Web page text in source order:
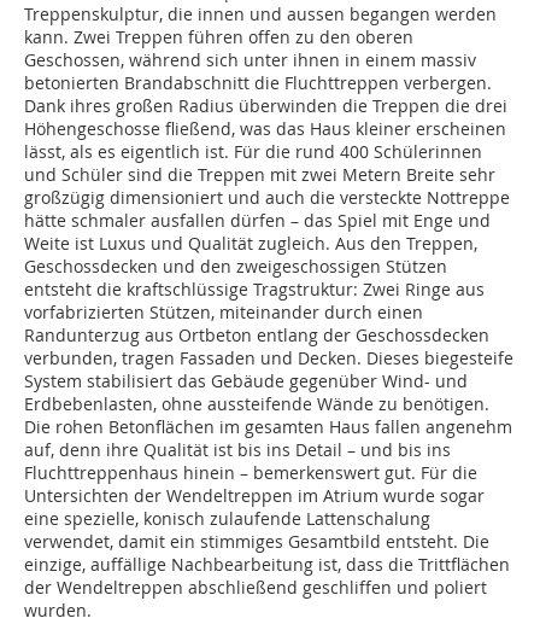
Treppenskulptur, die innen und aussen begangen werden
kann. Zwei Treppen führen offen zu den oberen
Geschossen, während sich unter ihnen in einem massiv
betonierten Brandabschnitt die Fluchttreppen verbergen.
Dank ihres großen Radius überwinden die Treppen die drei
Höhengeschosse fließend, was das Haus kleiner erscheinen
lässt, als es eigentlich ist. Für die rund 400 Schülerinnen
und Schüler sind die Treppen mit zwei Metern Breite sehr
großzügig dimensioniert und auch die versteckte Nottreppe
hätte schmaler ausfallen dürfen – das Spiel mit Enge und
Weite ist Luxus und Qualität zugleich. Aus den Treppen,
Geschossdecken und den zweigeschossigen Stützen
entsteht die kraftschlüssige Tragstruktur: Zwei Ringe aus
vorfabrizierten Stützen, miteinander durch einen
Randunterzug aus Ortbeton entlang der Geschossdecken
verbunden, tragen Fassaden und Decken. Dieses biegesteife
System stabilisiert das Gebäude gegenüber Wind- und
Erdbebenlasten, ohne aussteifende Wände zu benötigen.
Die rohen Betonflächen im gesamten Haus fallen angenehm
auf, denn ihre Qualität ist bis ins Detail – und bis ins
Fluchttreppenhaus hinein – bemerkenswert gut. Für die
Untersichten der Wendeltreppen im Atrium wurde sogar
eine spezielle, konisch zulaufende Lattenschalung
verwendet, damit ein stimmiges Gesamtbild entsteht. Die
einzige, auffällige Nachbearbeitung ist, dass die Trittflächen
der Wendeltreppen abschließend geschliffen und poliert
wurden.